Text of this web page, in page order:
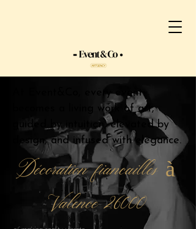
At Event&Co, every event
becomes a living work of art,
guided by intuition, elevated by
design, and infused with elegance.
Décoration fiancailles à
Valence 26000